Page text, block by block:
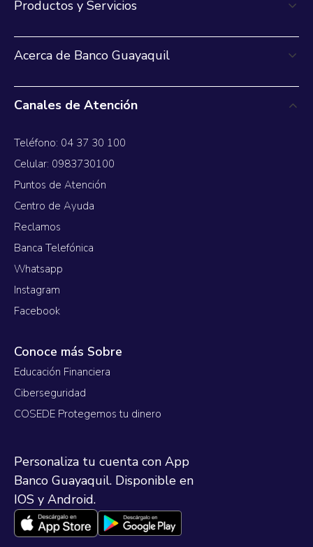
Productos y Servicios
Acerca de Banco Guayaquil
Canales de Atención
Teléfono: 04 37 30 100
Celular: 0983730100
Puntos de Atención
Centro de Ayuda
Reclamos
Banca Telefónica
Whatsapp
Instagram
Facebook
Conoce más Sobre
Educación Financiera
Ciberseguridad
COSEDE Protegemos tu dinero
Personaliza tu cuenta con App
Banco Guayaquil. Disponible en
IOS y Android.